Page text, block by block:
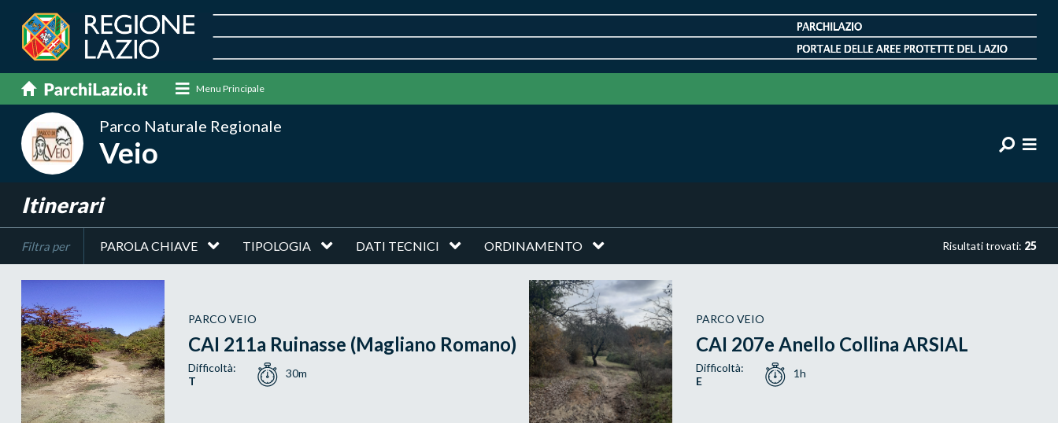
Menu Principale
Parco Naturale Regionale
Veio
Itinerari
Filtra per Risultati trovati: 25
PAROLA CHIAVE TIPOLOGIA DATI TECNICI ORDINAMENTO
PARCO VEIO
CAI 211a Ruinasse (Magliano Romano)
Difficoltà:
T
30m
PARCO VEIO
CAI 207e Anello Collina ARSIAL
Difficoltà:
E
1h